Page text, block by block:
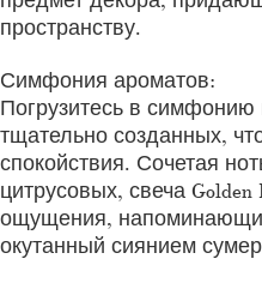
пространству.
Симфония ароматов:
Погрузитесь в
тщательно созданных,
спокойствия. Сочетая
цитрусовых, свеча
ощущения,
окутанный сиянием